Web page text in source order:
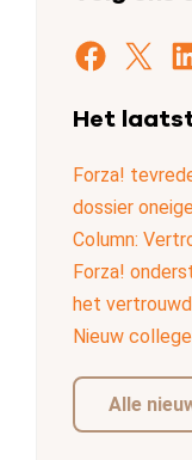
Facebook X LinkedIn
Het
Forza!
dossier
Column:
Forza!
het
Nieuw
Alle